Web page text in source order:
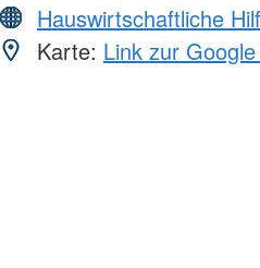
Hauswirtschaftliche
Karte: Link zur